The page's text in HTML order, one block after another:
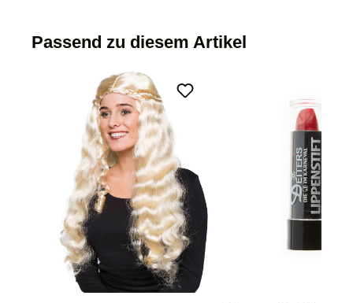
Passend zu diesem Artikel